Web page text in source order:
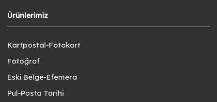
Ürünlerimiz
Kartpostal-Fotokart
Fotoğraf
Eski Belge-Efemera
Pul-Posta Tarihi